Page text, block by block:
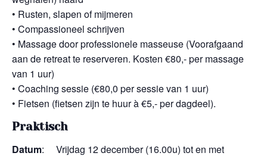
• Rusten, slapen of mijmeren
• Compassioneel schrijven
• Massage door professionele masseuse (Voorafgaand
aan de retreat te reserveren. Kosten €80,- per massage
van 1 uur)
• Coaching sessie (€80,0 per sessie van 1 uur)
• Fietsen (fietsen zijn te huur à €5,- per dagdeel).
Praktisch
Datum: Vrijdag 12 december (16.00u) tot en met